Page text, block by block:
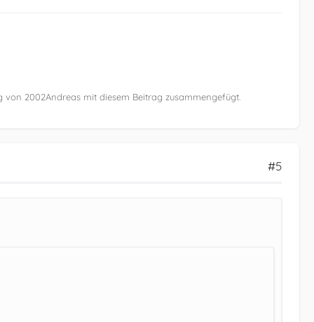
von 2002Andreas mit diesem Beitrag zusammengefügt.
#5